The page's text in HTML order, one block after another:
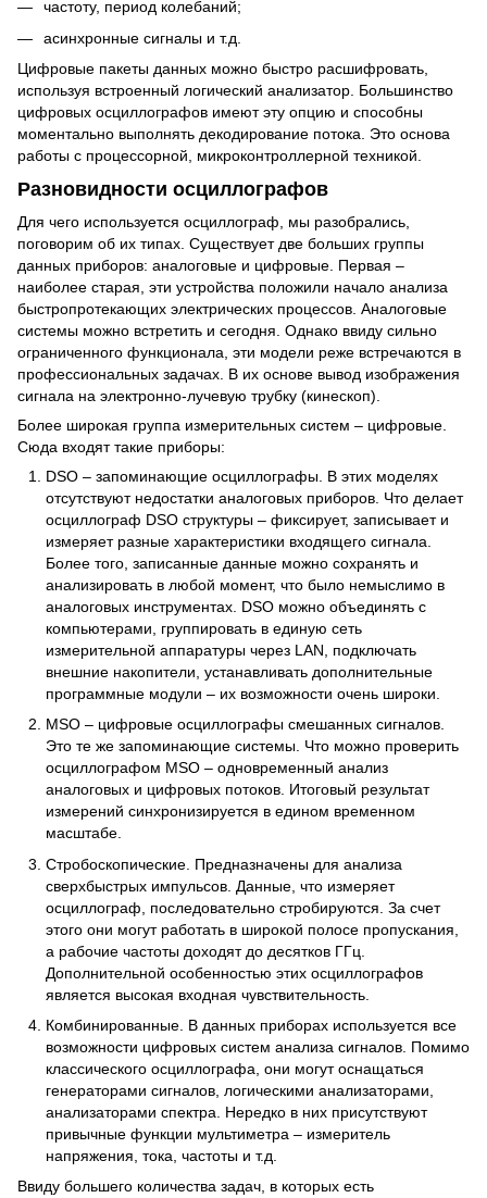
частоту, период колебаний;
асинхронные сигналы и т.д.
Цифровые пакеты данных можно быстро расшифровать,
используя встроенный логический анализатор. Большинство
цифровых осциллографов имеют эту опцию и способны
моментально выполнять декодирование потока. Это основа
работы с процессорной, микроконтроллерной техникой.
Разновидности осциллографов
Для чего используется осциллограф, мы разобрались,
поговорим об их типах. Существует две больших группы
данных приборов: аналоговые и цифровые. Первая –
наиболее старая, эти устройства положили начало анализа
быстропротекающих электрических процессов. Аналоговые
системы можно встретить и сегодня. Однако ввиду сильно
ограниченного функционала, эти модели реже встречаются в
профессиональных задачах. В их основе вывод изображения
сигнала на электронно-лучевую трубку (кинескоп).
Более широкая группа измерительных систем – цифровые.
Сюда входят такие приборы:
DSO – запоминающие осциллографы. В этих моделях
отсутствуют недостатки аналоговых приборов. Что делает
осциллограф DSO структуры – фиксирует, записывает и
измеряет разные характеристики входящего сигнала.
Более того, записанные данные можно сохранять и
анализировать в любой момент, что было немыслимо в
аналоговых инструментах. DSO можно объединять с
компьютерами, группировать в единую сеть
измерительной аппаратуры через LAN, подключать
внешние накопители, устанавливать дополнительные
программные модули – их возможности очень широки.
MSO – цифровые осциллографы смешанных сигналов.
Это те же запоминающие системы. Что можно проверить
осциллографом MSO – одновременный анализ
аналоговых и цифровых потоков. Итоговый результат
измерений синхронизируется в едином временном
масштабе.
Стробоскопические. Предназначены для анализа
сверхбыстрых импульсов. Данные, что измеряет
осциллограф, последовательно стробируются. За счет
этого они могут работать в широкой полосе пропускания,
а рабочие частоты доходят до десятков ГГц.
Дополнительной особенностью этих осциллографов
является высокая входная чувствительность.
Комбинированные. В данных приборах используется все
возможности цифровых систем анализа сигналов. Помимо
классического осциллографа, они могут оснащаться
генераторами сигналов, логическими анализаторами,
анализаторами спектра. Нередко в них присутствуют
привычные функции мультиметра – измеритель
напряжения, тока, частоты и т.д.
Ввиду большего количества задач, в которых есть